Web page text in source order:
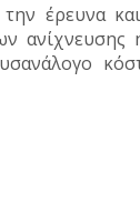
έρευνα
ανίχνευσης